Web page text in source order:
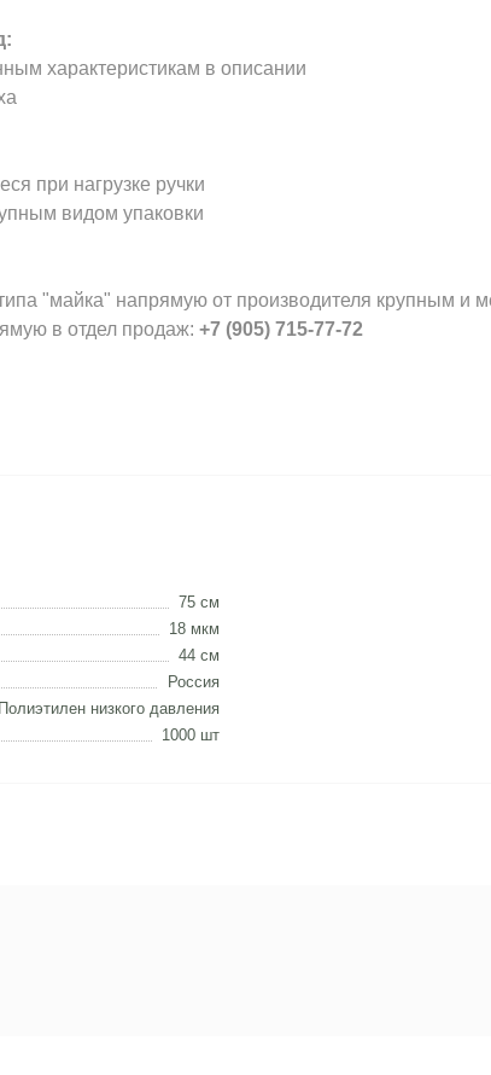
характеристикам в описании
при нагрузке ручки
видом упаковки
"майка" напрямую от производителя крупным и
в отдел продаж: +7 (905) 715-77-72
75 см
18 мкм
44 см
Россия
Полиэтилен низкого давления
1000 шт